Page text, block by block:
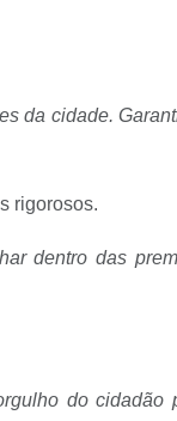
da cidade.
rigorosos.
dentro das
do cidadão